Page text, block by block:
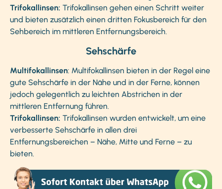
Trifokallinsen: Trifokallinsen gehen einen Schritt weiter
und bieten zusätzlich einen dritten Fokusbereich für den
Sehbereich im mittleren Entfernungsbereich.
Sehschärfe
Multifokallinsen: Multifokallinsen bieten in der Regel eine
gute Sehschärfe in der Nähe und in der Ferne, können
jedoch gelegentlich zu leichten Abstrichen in der
mittleren Entfernung führen.
Trifokallinsen: Trifokallinsen wurden entwickelt, um eine
verbesserte Sehschärfe in allen drei
Entfernungsbereichen – Nähe, Mitte und Ferne – zu
bieten.